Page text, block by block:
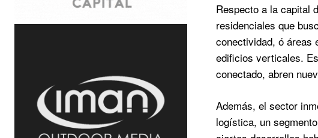
Respecto a la capital
residenciales que
conectividad, ó áreas
edificios verticales.
conectado, abren
Además, el sector
logística, un